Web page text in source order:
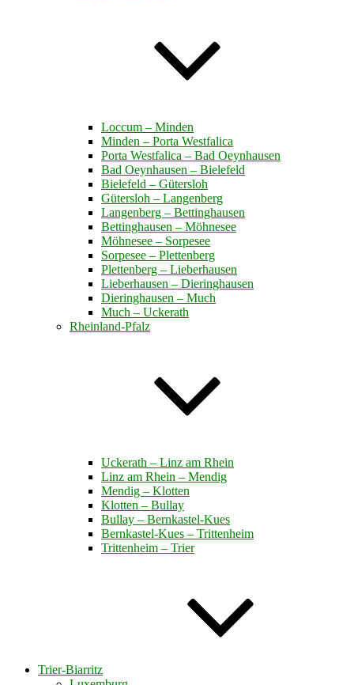
Loccum – Minden
Minden – Porta Westfalica
Porta Westfalica – Bad Oeynhausen
Bad Oeynhausen – Bielefeld
Bielefeld – Gütersloh
Gütersloh – Langenberg
Langenberg – Bettinghausen
Bettinghausen – Möhnesee
Möhnesee – Sorpesee
Sorpesee – Plettenberg
Plettenberg – Lieberhausen
Lieberhausen – Dieringhausen
Dieringhausen – Much
Much – Uckerath
Rheinland-Pfalz
Uckerath – Linz am Rhein
Linz am Rhein – Mendig
Mendig – Klotten
Klotten – Bullay
Bullay – Bernkastel-Kues
Bernkastel-Kues – Trittenheim
Trittenheim – Trier
Trier-Biarritz